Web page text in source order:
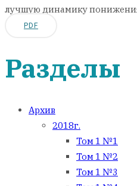
лучшую динамику
PDF
Разделы
Архив
2018г.
Том 1 №1
Том 1 №2
Том 1 №3